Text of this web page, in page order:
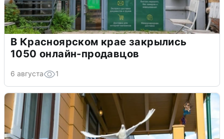
В Красноярском крае закрылись
1050 онлайн-продавцов
6 августа 1